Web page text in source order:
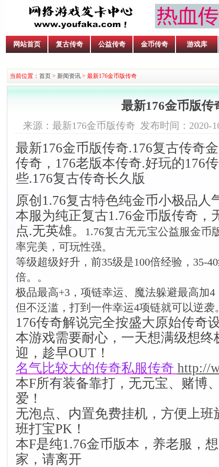
网站首页 复古传奇 公益传奇 金币传奇 游戏库
当前位置： 首页 > 新闻资讯 > 最新176金币版传奇
最新176金币版传
来源：最新176金币版传奇 发布时间：2020-
最新176金币版传奇.176复古传奇
传奇，176老版本传奇.好玩的176
些.176复古传奇长久版
原创1.76复古特色纯金币小极品人
本服为纯正复古1.76金币版传奇，
点.无英雄。
1.76复古无元宝公益服金币
率完美，可玩性强。
等级超级好升，前35级是100倍经验，35-
倍。。
极品最高+3，项链幸运、魔法躲避最高加
但不泛滥，打到一件幸运4项链就可以逆袭
176传奇解说完全按盛大原始传奇
本游戏需要耐心，一天想满级想终
迎，趁早OUT！
名气比较大的传奇私服传奇 http://
本F所有装备靠打，无元宝、赌博
爱！
无泡点、内置免费挂机，方便上班
班打宝PK！
本F是纯1.76金币版本，养老服，
家，请离开